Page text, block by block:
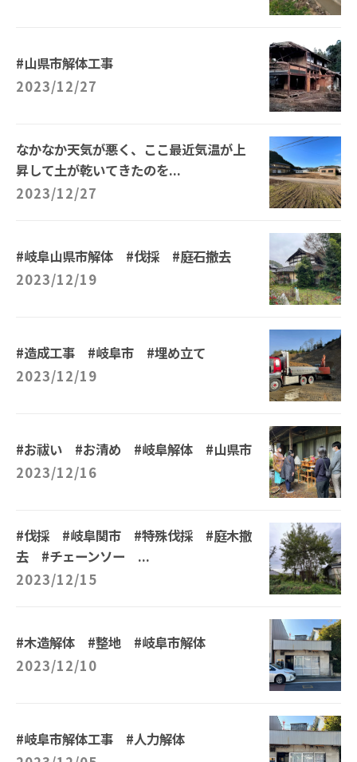
#山県市解体工事
2023/12/27
なかなか天気が悪く、ここ最近気温が上
昇して土が乾いてきたのを...
2023/12/27
#岐阜山県市解体 #伐採 #庭石撤去
2023/12/19
#造成工事 #岐阜市 #埋め立て
2023/12/19
#お祓い #お清め #岐阜解体 #山県市
2023/12/16
#伐採 #岐阜関市 #特殊伐採 #庭木撤
去 #チェーンソー ...
2023/12/15
#木造解体 #整地 #岐阜市解体
2023/12/10
#岐阜市解体工事 #人力解体